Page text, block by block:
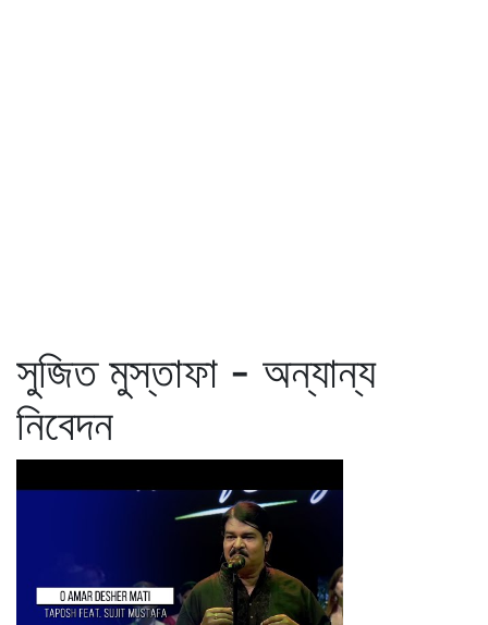
সুজিত মুস্তাফা - অন্যান্য
নিবেদন